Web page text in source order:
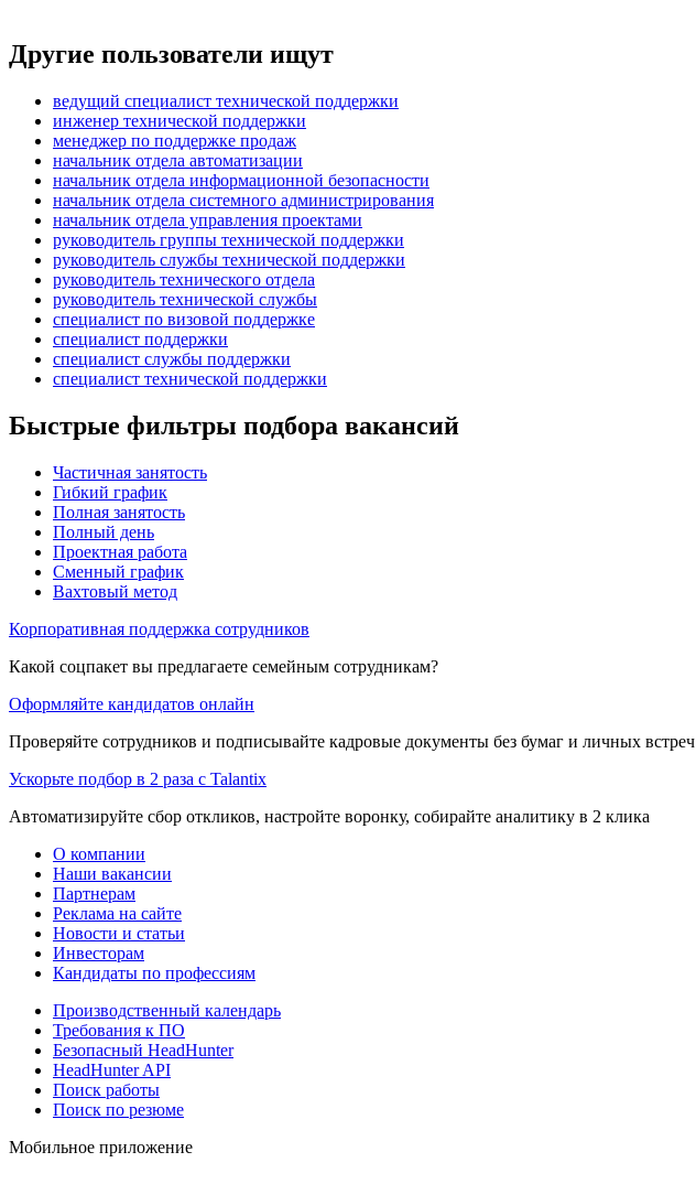
Другие пользователи ищут
ведущий специалист технической поддержки
инженер технической поддержки
менеджер по поддержке продаж
начальник отдела автоматизации
начальник отдела информационной безопасности
начальник отдела системного администрирования
начальник отдела управления проектами
руководитель группы технической поддержки
руководитель службы технической поддержки
руководитель технического отдела
руководитель технической службы
специалист по визовой поддержке
специалист поддержки
специалист службы поддержки
специалист технической поддержки
Быстрые фильтры подбора вакансий
Частичная занятость
Гибкий график
Полная занятость
Полный день
Проектная работа
Сменный график
Вахтовый метод
Корпоративная поддержка сотрудников
Какой соцпакет вы предлагаете семейным сотрудникам?
Оформляйте кандидатов онлайн
Проверяйте сотрудников и подписывайте кадровые документы без бумаг и личных встреч
Ускорьте подбор в 2 раза с Talantix
Автоматизируйте сбор откликов, настройте воронку, собирайте аналитику в 2 клика
О компании
Наши вакансии
Партнерам
Реклама на сайте
Новости и статьи
Инвесторам
Кандидаты по профессиям
Производственный календарь
Требования к ПО
Безопасный HeadHunter
HeadHunter API
Поиск работы
Поиск по резюме
Мобильное приложение